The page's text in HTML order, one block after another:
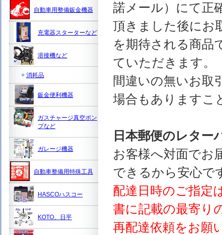
諾メール）にて正
頂きました後にお
を期待される商品
ていただきます。
間違いの無いお取
場合もありますこ
日本郵便のレター
お客様へ対面でお
できるから安心で
配達日時のご指定
書に記載の最寄り
再配達依頼をお願
自動車用整備鈑金機器
充電器スターターなど
溶接機など
消耗品
鈑金便利機器
ガスチャージ真空ポン
プなど
ガレージ機器
自動車整備用特殊工具
HASCOハスコー
KOTO、日平